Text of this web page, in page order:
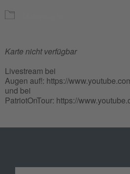
Karte nicht verfügbar
Livestream bei
Augen auf!: https://
und bei
PatriotOnTour: https://